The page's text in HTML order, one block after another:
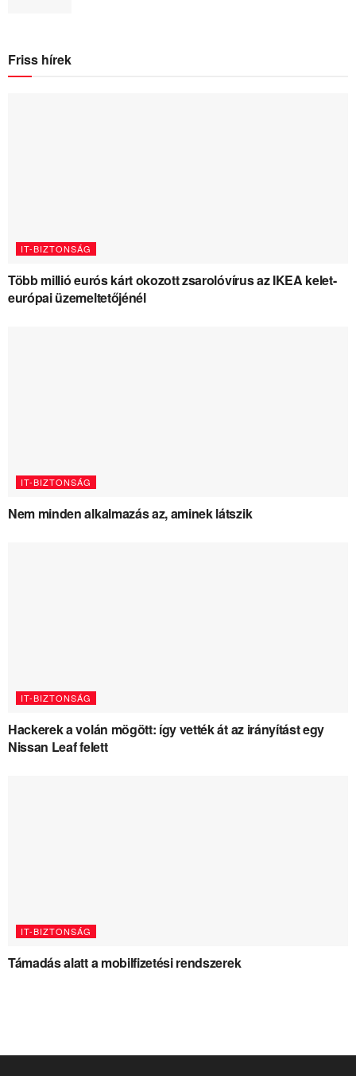
Friss hírek
IT-BIZTONSÁG
Több millió eurós kárt okozott zsarolóvírus az IKEA kelet-
európai üzemeltetőjénél
IT-BIZTONSÁG
Nem minden alkalmazás az, aminek látszik
IT-BIZTONSÁG
Hackerek a volán mögött: így vették át az irányítást egy
Nissan Leaf felett
IT-BIZTONSÁG
Támadás alatt a mobilfizetési rendszerek